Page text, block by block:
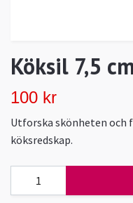
Köksil 7,5
100 kr
Utforska skönheten och
köksredskap.